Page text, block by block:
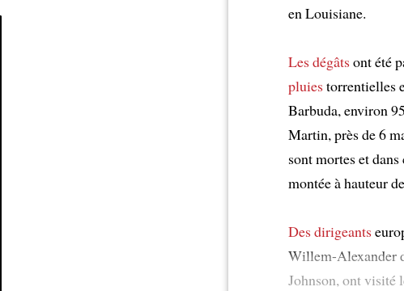
en Louisiane.
Les dégâtsont été
pluiestorrentielles
Barbuda, environ
Martin, près de 6
sont mortes et
montée à hauteur de
Des dirigeants
Willem-Alexander
Johnson, ont visité